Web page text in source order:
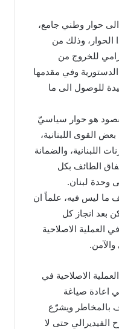
الى حوار وطني جامع،
الحوار، وذلك من
للخروج من
وفي مقدمها
للوصول الى ما
هو حوار سياسيّ
القوى اللبنانية،
اللبنانية، والضمانة
الطائف بكل
وحدة لبنان.
ما ليس فيه، علماً ان
بعد انجاز كل
العملية الاصلاحية
الاصلاحية في
اعادة صياغة
بالمخاطر ويشرّع
الفيديرالي حتى لا